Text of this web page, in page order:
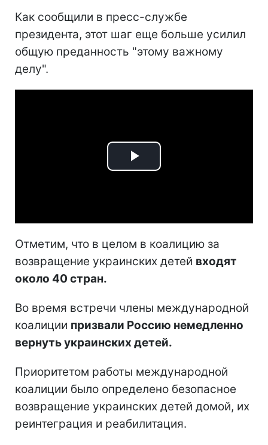
Как сообщили в пресс-службе
президента, этот шаг еще больше усилил
общую преданность "этому важному
делу".
Play
Отметим, что в целом в коалицию за
возвращение украинских детей входят
около 40 стран.
Во время встречи члены международной
коалиции призвали Россию немедленно
вернуть украинских детей.
Приоритетом работы международной
коалиции было определено безопасное
возвращение украинских детей домой, их
реинтеграция и реабилитация.